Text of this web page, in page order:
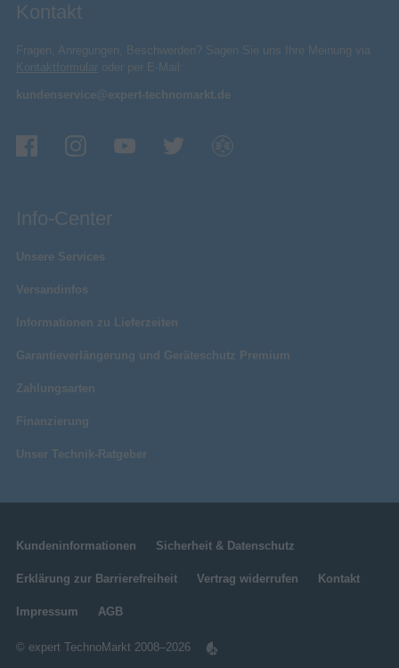
Kontakt
Fragen, Anregungen, Beschwerden? Sagen Sie uns Ihre Meinung via
Kontaktformular oder per E-Mail:
kundenservice@expert-technomarkt.de
Info-Center
Unsere Services
Versandinfos
Informationen zu Lieferzeiten
Garantieverlängerung und Geräteschutz Premium
Zahlungsarten
Finanzierung
Unser Technik-Ratgeber
Kundeninformationen Sicherheit & Datenschutz
Erklärung zur Barrierefreiheit Vertrag widerrufen Kontakt
Impressum AGB
© expert TechnoMarkt 2008–2026